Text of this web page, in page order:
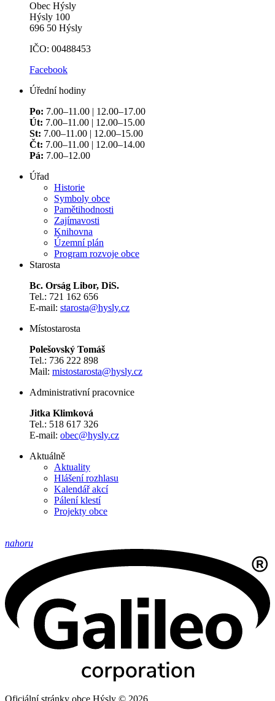
Obec Hýsly
Hýsly 100
696 50 Hýsly
IČO: 00488453
Facebook
Úřední hodiny
Po: 7.00–11.00 | 12.00–17.00
Út: 7.00–11.00 | 12.00–15.00
St: 7.00–11.00 | 12.00–15.00
Čt: 7.00–11.00 | 12.00–14.00
Pá: 7.00–12.00
Úřad
Historie
Symboly obce
Pamětihodnosti
Zajímavosti
Knihovna
Územní plán
Program rozvoje obce
Starosta
Bc. Orság Libor, DiS.
Tel.: 721 162 656
E-mail: starosta@hysly.cz
​​​​​​​Místostarosta
Polešovský Tomáš
Tel.: 736 222 898
Mail: mistostarosta@hysly.cz
Administrativní pracovnice
Jitka Klimková
Tel.: 518 617 326
E-mail: obec@hysly.cz
Aktuálně
Aktuality
Hlášení rozhlasu
Kalendář akcí
Pálení klestí
Projekty obce
nahoru
Oficiální stránky obce Hýsly © 2026